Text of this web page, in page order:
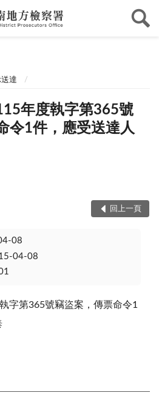
達
年度執字第365號
令1件，應受送達人
回上一頁
08
04-08
字第365號竊盜案，傳票命令1